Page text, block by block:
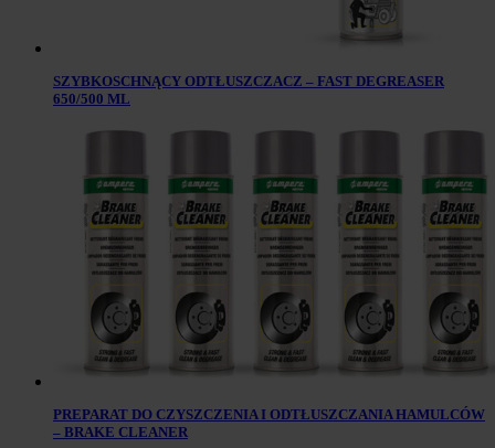
SZYBKOSCHNĄCY ODTŁUSZCZACZ – FAST DEGREASER
650/500 ML
PREPARAT DO CZYSZCZENIA I ODTŁUSZCZANIA HAMULCÓW
– BRAKE CLEANER